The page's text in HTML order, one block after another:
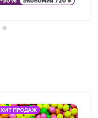
ХИТ ПРОДАЖ